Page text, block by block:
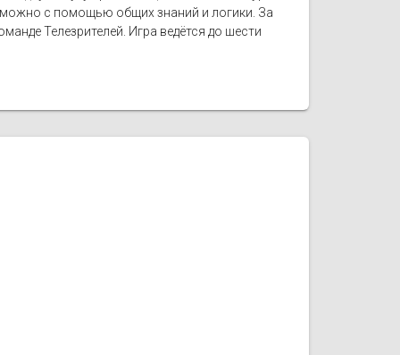
можно с помощью общих знаний и логики. За
Телезрителей. Игра ведётся до шести